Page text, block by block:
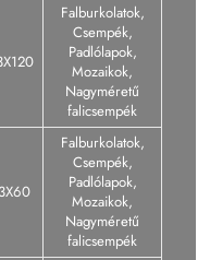
Falburkolatok,
Csempék,
Padlólapok,
Mozaikok,
Nagyméretű
falicsempék
Falburkolatok,
Csempék,
Padlólapok,
Mozaikok,
Nagyméretű
falicsempék